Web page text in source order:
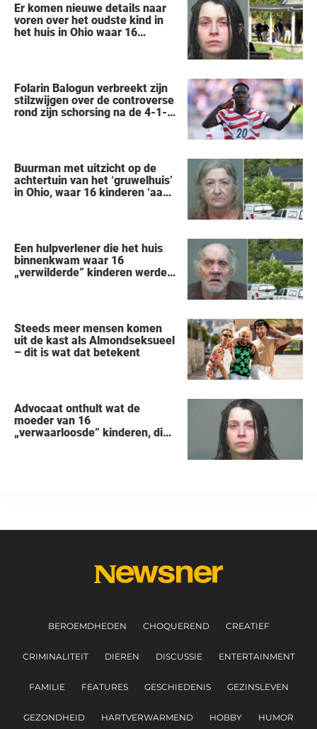
Er komen nieuwe details naar
voren over het oudste kind in
het huis in Ohio waar 16
Folarin Balogun verbreekt zijn
stilzwijgen over de controverse
rond zijn schorsing na de 4-1-
Buurman met uitzicht op de
achtertuin van het ‘gruwelhuis’
in Ohio, waar 16 kinderen ‘aan
Een hulpverlener die het huis
binnenkwam waar 16
„verwilderde” kinderen werden
Steeds meer mensen komen
uit de kast als Almondseksueel
– dit is wat dat betekent
Advocaat onthult wat de
moeder van 16
„verwaarloosde” kinderen, die
BEROEMDHEDEN CHOQUEREND CREATIEF
CRIMINALITEIT DIEREN DISCUSSIE ENTERTAINMENT
FAMILIE FEATURES GESCHIEDENIS GEZINSLEVEN
GEZONDHEID HARTVERWARMEND HOBBY HUMOR